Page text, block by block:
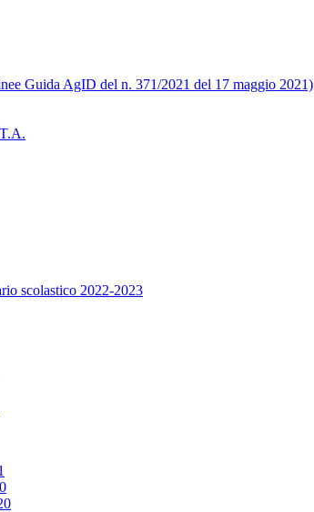
Guida AgID del n. 371/2021 del 17 maggio 2021)
scolastico 2022-2023